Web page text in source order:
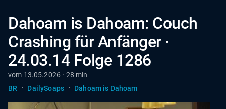
Dahoam is Dahoam: Couch
Crashing für Anfänger ·
24.03.14 Folge 1286
vom 13.05.2026 · 28 min
BR
· DailySoaps · Dahoam is Dahoam